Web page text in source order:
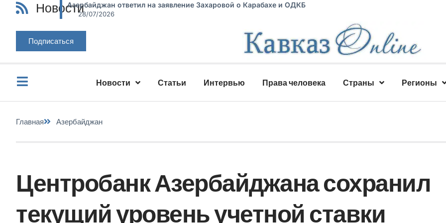
НовостиАзербайджан ответил на заявление Захаровой о Карабахе и ОДКБ
28/07/2026
Подписаться
Новости Статьи Интервью Права человека Страны Регионы
Главная Азербайджан
Центробанк Азербайджана сохранил
текущий уровень учетной ставки